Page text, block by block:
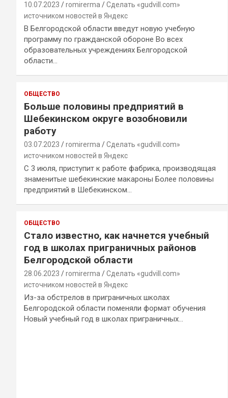
10.07.2023 romirerma
Сделать «gudvill.com»
источником новостей в Яндекс
В Белгородской области введут новую учебную
программу по гражданской обороне Во всех
образовательных учреждениях Белгородской
области…
ОБЩЕСТВО
Больше половины предприятий в
Шебекинском округе возобновили
работу
03.07.2023 romirerma
Сделать «gudvill.com»
источником новостей в Яндекс
С 3 июля, приступит к работе фабрика, производящая
знаменитые шебекинские макароны Более половины
предприятий в Шебекинском…
ОБЩЕСТВО
Стало известно, как начнется учебный
год в школах приграничных районов
Белгородской области
28.06.2023 romirerma
Сделать «gudvill.com»
источником новостей в Яндекс
Из-за обстрелов в приграничных школах
Белгородской области поменяли формат обучения
Новый учебный год в школах приграничных…